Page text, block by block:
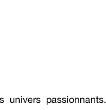
passionnants.